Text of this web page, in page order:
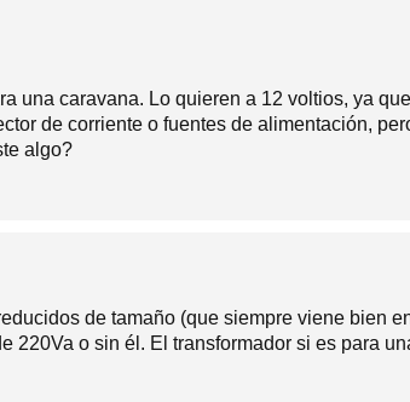
una caravana. Lo quieren a 12 voltios, ya
de corriente o fuentes de alimentación,
algo?
de tamaño (que siempre viene bien
220Va o sin él. El transformador si es para